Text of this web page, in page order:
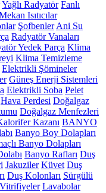
Yağlı Radyatör Fanlı
Isıtıcılar
Şofbenler Ani Su
Radyatör Vanaları
Yedek Parça Klima
Klima Temizleme
Elektrikli Şömineler
Güneş Enerji Sistemleri
Elektrikli Soba Pelet
Hava Perdesi Doğalgaz
Doğalgaz Menfezleri
Kazanı BANYO
Banyo Boy Dolapları
Banyo Dolapları
Banyo Rafları Duş
Jakuziler Küvet Duş
Duş Kolonları Sürgülü
Vitrifiyeler Lavabolar